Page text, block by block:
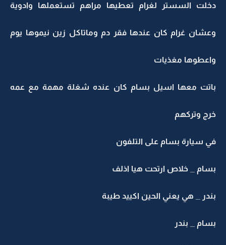
دخلت السستر لغرام تعطيها مراهم تستعملها وادوية
وعشان غرام كان عندها فقر دم وماتاكل زين نيموها يوم
واعطوها مغذيات
باتت معها اسيل بسام كان عنده شغلة مهمة مع عمه
خرج وتركهم
في سيارة بسام على التلفون
بسام _ خلاص ارتحت هيا اذلف
بندر _ هي يعني الحين اكييد طيبة
بسام _ بندر